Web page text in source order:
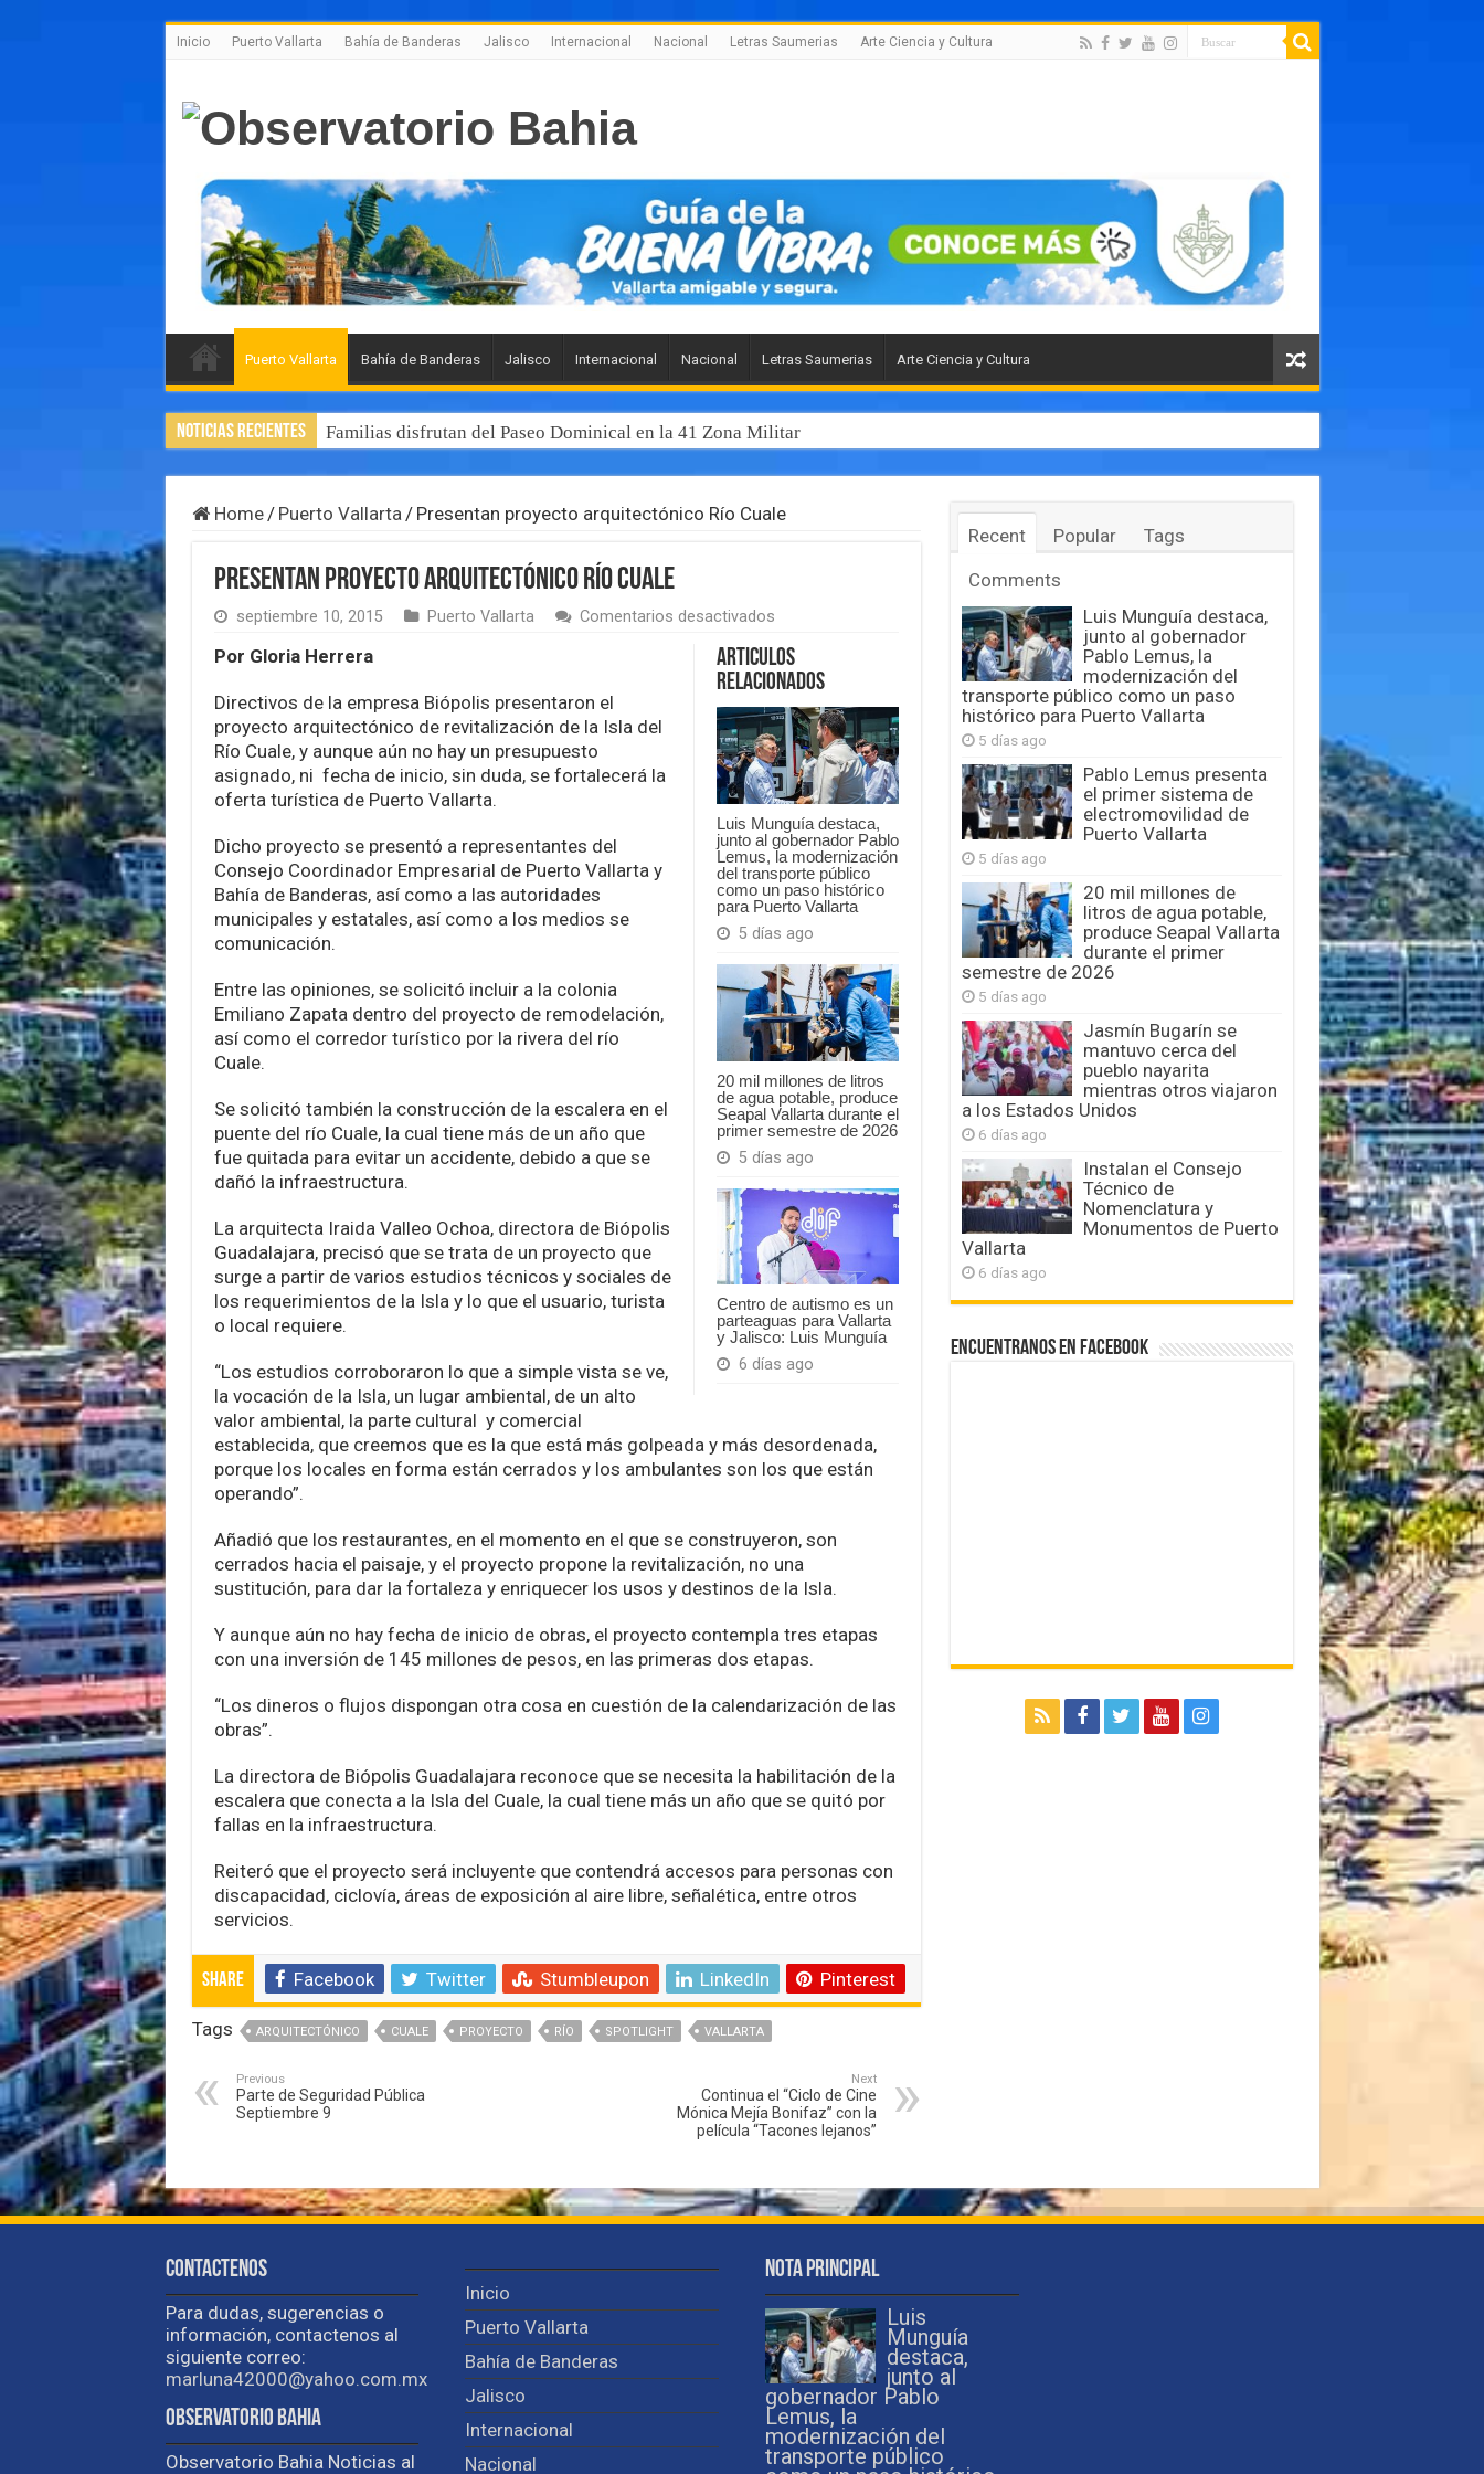
Inicio Puerto Vallarta Bahía de Banderas Jalisco Internacional Nacional Letras Saumerias Arte Ciencia y Cultura
Puerto Vallarta Bahía de Banderas Jalisco Internacional Nacional Letras Saumerias Arte Ciencia y Cultura
Noticias Recientes Familias disfrutan del Paseo Dominical en la 41 Zona Militar
Home / Puerto Vallarta / Presentan proyecto arquitectónico Río Cuale
Presentan proyecto arquitectónico Río Cuale
septiembre 10, 2015 Puerto Vallarta Comentarios desactivadosen
proyecto
arquitectónico
Río
Cuale
Articulos
Relacionados
Luis Munguía destaca,
junto al gobernador Pablo
Lemus, la modernización
del transporte público
como un paso histórico
para Puerto Vallarta
5 días ago
20 mil millones de litros
de agua potable, produce
Seapal Vallarta durante el
primer semestre de 2026
5 días ago
Centro de autismo es un
parteaguas para Vallarta
y Jalisco: Luis Munguía
6 días ago
Por Gloria Herrera
Directivos de la empresa Biópolis presentaron el
proyecto arquitectónico de revitalización de la Isla del
Río Cuale, y aunque aún no hay un presupuesto
asignado, ni fecha de inicio, sin duda, se fortalecerá la
oferta turística de Puerto Vallarta.
Dicho proyecto se presentó a representantes del
Consejo Coordinador Empresarial de Puerto Vallarta y
Bahía de Banderas, así como a las autoridades
municipales y estatales, así como a los medios se
comunicación.
Entre las opiniones, se solicitó incluir a la colonia
Emiliano Zapata dentro del proyecto de remodelación,
así como el corredor turístico por la rivera del río
Cuale.
Se solicitó también la construcción de la escalera en el
puente del río Cuale, la cual tiene más de un año que
fue quitada para evitar un accidente, debido a que se
dañó la infraestructura.
La arquitecta Iraida Valleo Ochoa, directora de Biópolis
Guadalajara, precisó que se trata de un proyecto que
surge a partir de varios estudios técnicos y sociales de
los requerimientos de la Isla y lo que el usuario, turista
o local requiere.
“Los estudios corroboraron lo que a simple vista se ve,
la vocación de la Isla, un lugar ambiental, de un alto
valor ambiental, la parte cultural y comercial
establecida, que creemos que es la que está más golpeada y más desordenada,
porque los locales en forma están cerrados y los ambulantes son los que están
operando”.
Añadió que los restaurantes, en el momento en el que se construyeron, son
cerrados hacia el paisaje, y el proyecto propone la revitalización, no una
sustitución, para dar la fortaleza y enriquecer los usos y destinos de la Isla.
Y aunque aún no hay fecha de inicio de obras, el proyecto contempla tres etapas
con una inversión de 145 millones de pesos, en las primeras dos etapas.
“Los dineros o flujos dispongan otra cosa en cuestión de la calendarización de las
obras”.
La directora de Biópolis Guadalajara reconoce que se necesita la habilitación de la
escalera que conecta a la Isla del Cuale, la cual tiene más un año que se quitó por
fallas en la infraestructura.
Reiteró que el proyecto será incluyente que contendrá accesos para personas con
discapacidad, ciclovía, áreas de exposición al aire libre, señalética, entre otros
servicios.
Share Facebook Twitter Stumbleupon LinkedIn Pinterest
Tags ARQUITECTÓNICO CUALE PROYECTO RÍO SPOTLIGHT VALLARTA
Previous
Parte de Seguridad Pública
Septiembre 9
Next
Continua el “Ciclo de Cine
Mónica Mejía Bonifaz” con la
película “Tacones lejanos”
Recent Popular
Tags
Comments
Luis Munguía destaca,
junto al gobernador
Pablo Lemus, la
modernización del
transporte público como un paso
histórico para Puerto Vallarta
5 días ago
Pablo Lemus presenta
el primer sistema de
electromovilidad de
Puerto Vallarta
5 días ago
20 mil millones de
litros de agua potable,
produce Seapal Vallarta
durante el primer
semestre de 2026
5 días ago
Jasmín Bugarín se
mantuvo cerca del
pueblo nayarita
mientras otros viajaron
a los Estados Unidos
6 días ago
Instalan el Consejo
Técnico de
Nomenclatura y
Monumentos de Puerto
Vallarta
6 días ago
Encuentranos en Facebook
Contactenos
Para dudas, sugerencias o
información, contactenos al
siguiente correo:
marluna42000@yahoo.com.mx
Observatorio Bahia
Observatorio Bahia Noticias al
Inicio
Puerto Vallarta
Bahía de Banderas
Jalisco
Internacional
Nacional
Nota Principal
Luis
Munguía
destaca,
junto al
gobernador Pablo
Lemus, la
modernización del
transporte público